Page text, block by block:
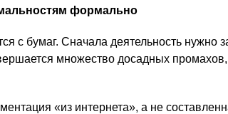
формально
с бумаг. Сначала деятельность нужно
множество досадных
«из интернета», а не